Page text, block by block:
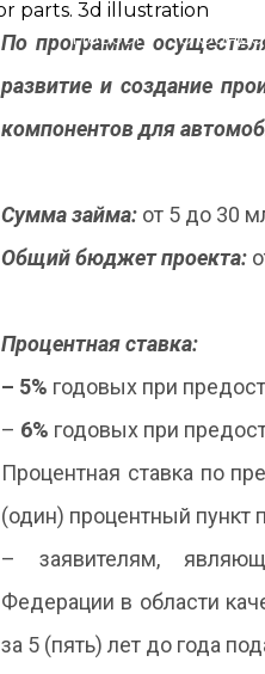
Новости О фонде
По программе
развитие и создание
компонентов для
Сумма займа: от 5 до 30
Общий бюджет проекта:
Процентная ставка:
– 5% годовых при
– 6% годовых при
Процентная ставка по
(один) процентный
– заявителям,
Федерации в области
за 5 (пять) лет до года